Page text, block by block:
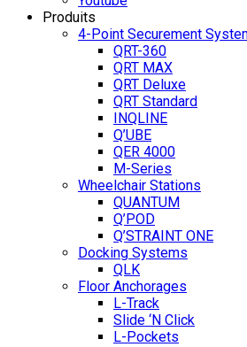
Produits
4-Point Securement
QRT-360
QRT MAX
QRT Deluxe
QRT Standard
INQLINE
Q’UBE
QER 4000
M-Series
Wheelchair Stations
QUANTUM
Q’POD
Q’STRAINT ONE
Docking Systems
QLK
Floor Anchorages
L-Track
Slide ‘N Click
L-Pockets